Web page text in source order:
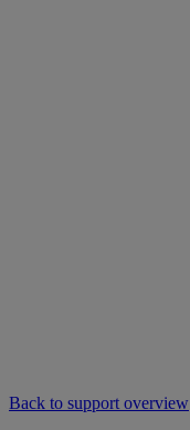
Back to support overview